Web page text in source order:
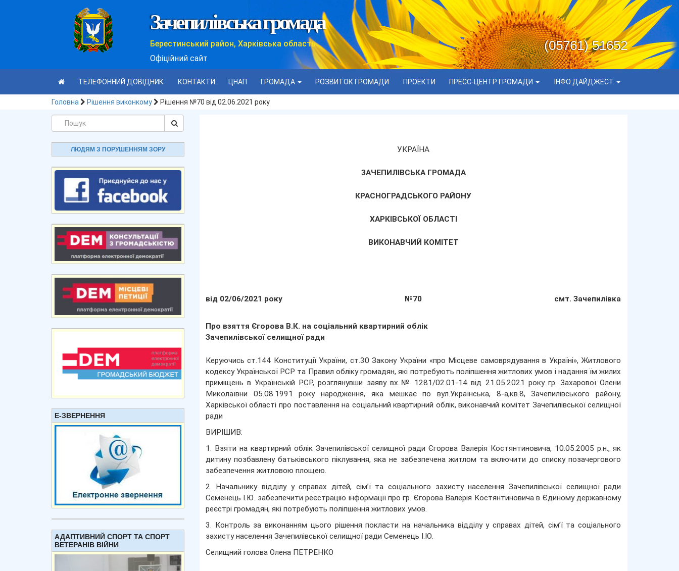
Зачепилівська громада
Берестинський район, Харківська область
Офіційний сайт
(05761) 51652
ТЕЛЕФОННИЙ ДОВІДНИК КОНТАКТИ ЦНАП ГРОМАДА РОЗВИТОК ГРОМАДИ ПРОЕКТИ ПРЕСС-ЦЕНТР ГРОМАДИ ІНФО ДАЙДЖЕСТ
Головна Рішення виконкому Рішення №70 від 02.06.2021 року
ЛЮДЯМ З ПОРУШЕННЯМ ЗОРУ
Е-ЗВЕРНЕННЯ
АДАПТИВНИЙ СПОРТ ТА СПОРТ
ВЕТЕРАНІВ ВІЙНИ
УКРАЇНА
ЗАЧЕПИЛІВСЬКА ГРОМАДА
КРАСНОГРАДСЬКОГО РАЙОНУ
ХАРКІВСЬКОЇ ОБЛАСТІ
ВИКОНАВЧИЙ КОМІТЕТ
від 02/06/2021 року №70 смт. Зачепилівка
Про взяття Єгорова В.К. на соціальний квартирний облік
Зачепилівської селищної ради
Керуючись ст.144 Конституції України, ст.30 Закону України «про Місцеве самоврядування в Україні», Житлового
кодексу Української РСР та Правил обліку громадян, які потребують поліпшення житлових умов і надання їм жилих
приміщень в Українській РСР, розглянувши заяву вх.№ 1281/02.01-14 від 21.05.2021 року гр. Захарової Олени
Миколаївни 05.08.1991 року народження, яка мешкає по вул.Українська, 8-а,кв.8, Зачепилівського району,
Харківської області про поставлення на соціальний квартирний облік, виконавчий комітет Зачепилівської селищної
ради
ВИРІШИВ:
1. Взяти на квартирний облік Зачепилівської селищної ради Єгорова Валерія Костянтиновича, 10.05.2005 р.н., як
дитину позбавлену батьківського піклування, яка не забезпечена житлом та включити до списку позачергового
забезпечення житловою площею.
2. Начальнику відділу у справах дітей, сім’ї та соціального захисту населення Зачепилівської селищної ради
Семенець І.Ю. забезпечити реєстрацію інформації про гр. Єгорова Валерія Костянтиновича в Єдиному державному
реєстрі громадян, які потребують поліпшення житлових умов.
3. Контроль за виконанням цього рішення покласти на начальника відділу у справах дітей, сім’ї та соціального
захисту населення Зачепилівської селищної ради Семенець І.Ю.
Селищний голова Олена ПЕТРЕНКО